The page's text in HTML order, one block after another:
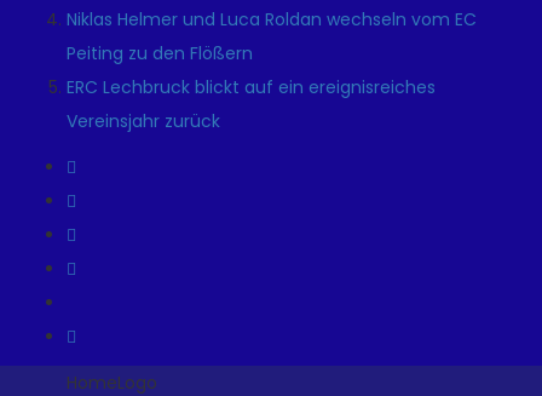
Niklas Helmer und Luca Roldan wechseln vom EC
Peiting zu den Flößern
ERC Lechbruck blickt auf ein ereignisreiches
Vereinsjahr zurück
HomeLogo